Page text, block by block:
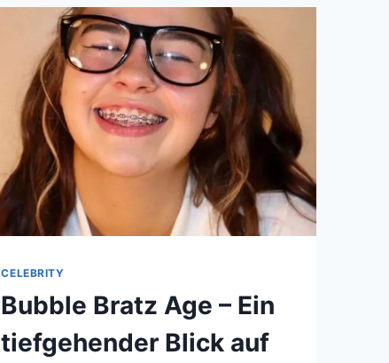
TO
KNOW
ABOUT
GEMMA
BOOP
CELEBRITY
Bubble Bratz Age – Ein
tiefgehender Blick auf